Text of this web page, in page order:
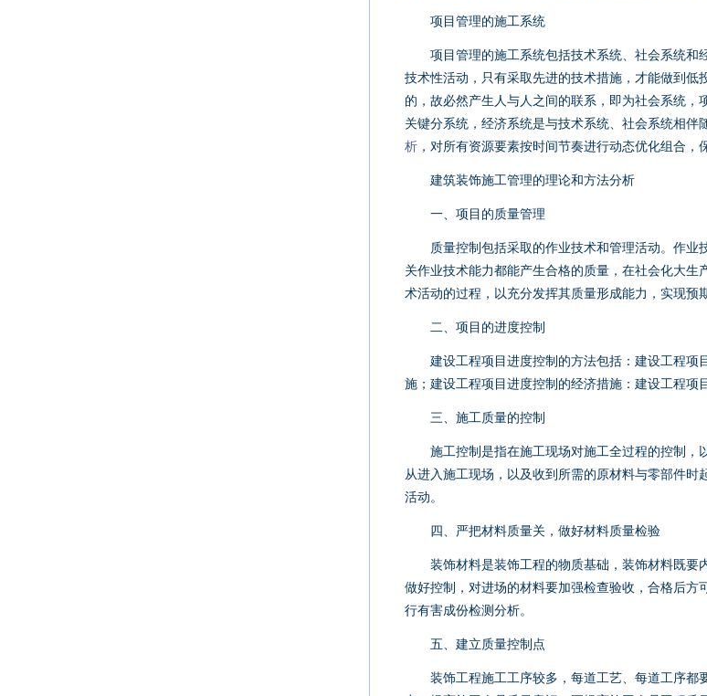
项目管理的施工系统
项目管理的施工系统包括技术系统、社会系统和
技术性活动，只有采取先进的技术措施，才能做到
的，故必然产生人与人之间的联系，即为社会系统
关键分系统，经济系统是与技术系统、社会系统相
析 ，对所有资源要素按时间节奏进行动态优化组合，
建筑装饰施工管理的理论和方法分析
一、项目的质量管理
质量控制包括采取的作业技术和管理活动。作业
关作业技术能力都能产生合格的质量，在社会化大
术活动的过程，以充分发挥其质量形成能力，实现预
二、项目的进度控制
建设工程项目进度控制的方法包括：建设工程项
施；建设工程项目进度控制的经济措施：建设工程项
三、施工质量的控制
施工控制是指在施工现场对施工全过程的控制，
从进入施工现场，以及收到所需的原材料与零部件
活动。
四、严把材料质量关，做好材料质量检验
装饰材料是装饰工程的物质基础，装饰材料既要
做好控制，对进场的材料要加强检查验收，合格后
行有害成份检测分析。
五、建立质量控制点
装饰工程施工工序较多，每道工艺、每道工序都